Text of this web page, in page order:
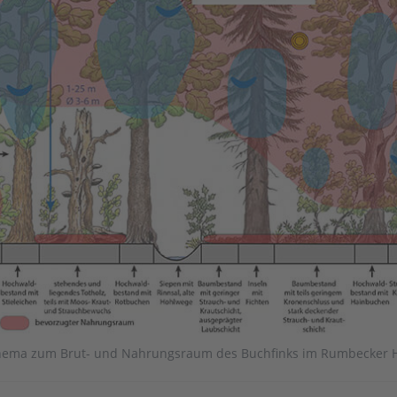
zum Brut- und Nahrungsraum des Buchfinks im Rumbecker